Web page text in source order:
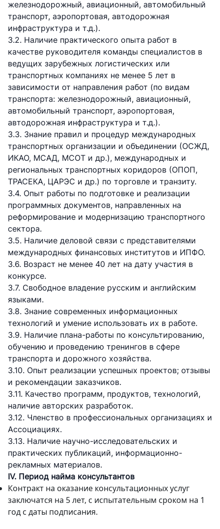
железнодорожный, авиационный, автомобильный
транспорт, аэропортовая, автодорожная
инфраструктура и т.д.).
3.2. Наличие практического опыта работ в
качестве руководителя команды специалистов в
ведущих зарубежных логистических или
транспортных компаниях не менее 5 лет в
зависимости от направления работ (по видам
транспорта: железнодорожный, авиационный,
автомобильный транспорт, аэропортовая,
автодорожная инфраструктура и т.д.).
3.3. Знание правил и процедур международных
транспортных организации и объединении (ОСЖД,
ИКАО, МСАД, МСОТ и др.), международных и
региональных транспортных коридоров (ОПОП,
ТРАСЕКА, ЦАРЭС и др.) по торговле и транзиту.
3.4. Опыт работы по подготовке и реализации
программных документов, направленных на
реформирование и модернизацию транспортного
сектора.
3.5. Наличие деловой связи с представителями
международных финансовых институтов и ИПФО.
3.6. Возраст не менее 40 лет на дату участия в
конкурсе.
3.7. Свободное владение русским и английским
языками.
3.8. Знание современных информационных
технологий и умение использовать их в работе.
3.9. Наличие плана-работы по консультированию,
обучению и проведению тренингов в сфере
транспорта и дорожного хозяйства.
3.10. Опыт реализации успешных проектов; отзывы
и рекомендации заказчиков.
3.11. Качество программ, продуктов, технологий,
наличие авторских разработок.
3.12. Членство в профессиональных организациях и
Ассоциациях.
3.13. Наличие научно-исследовательских и
практических публикаций, информационно-
рекламных материалов.
IV. Период найма консультантов
Контракт на оказание консультационных услуг
заключатся на 5 лет, с испытательным сроком на 1
год с даты подписания.